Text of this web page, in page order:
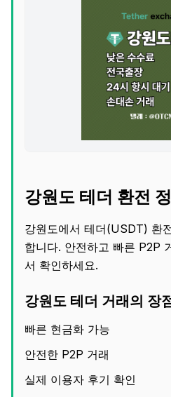
강원도 테더 환전
강원도에서 테더(USDT) 환
합니다. 안전하고 빠른 P2P
서 확인하세요.
강원도 테더 거래의 장
빠른 현금화 가능
안전한 P2P 거래
실제 이용자 후기 확인